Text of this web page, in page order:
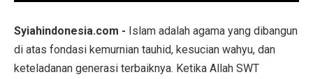
Syiahindonesia.com - Islam adalah agama yang dibangun
di atas fondasi kemurnian tauhid, kesucian wahyu, dan
keteladanan generasi terbaiknya. Ketika Allah SWT